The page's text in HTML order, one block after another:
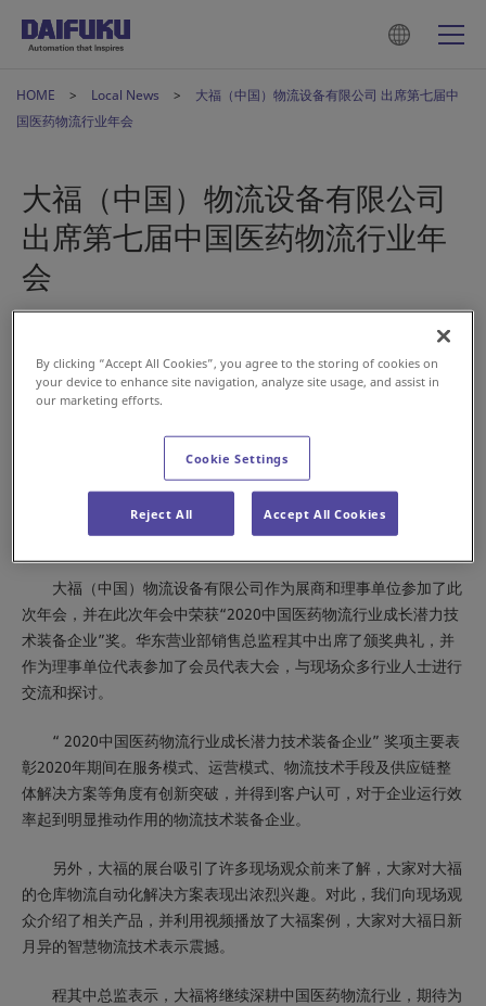
HOME Local News
大福（中国）物流设备有限公司 出席第七届中
国医药物流行业年会
大福（中国）物流设备有限公司
出席第七届中国医药物流行业年
会
China
2020年11月18日至20日，由中国物流与采购联合会、九州通
医药集团股份有限公司主办的“第七届中国医药物流行业年会”在古
都河南省郑州市隆重召开，500多家医药、物流及设备等相关企
业，1000余位嘉宾参与此次会议。
大福（中国）物流设备有限公司作为展商和理事单位参加了此
次年会，并在此次年会中荣获“2020中国医药物流行业成长潜力技
术装备企业”奖。华东营业部销售总监程其中出席了颁奖典礼，并
作为理事单位代表参加了会员代表大会，与现场众多行业人士进行
交流和探讨。
“ 2020中国医药物流行业成长潜力技术装备企业” 奖项主要表
彰2020年期间在服务模式、运营模式、物流技术手段及供应链整
体解决方案等角度有创新突破，并得到客户认可，对于企业运行效
率起到明显推动作用的物流技术装备企业。
另外，大福的展台吸引了许多现场观众前来了解，大家对大福
的仓库物流自动化解决方案表现出浓烈兴趣。对此，我们向现场观
众介绍了相关产品，并利用视频播放了大福案例，大家对大福日新
月异的智慧物流技术表示震撼。
程其中总监表示，大福将继续深耕中国医药物流行业，期待为
By clicking “Accept All Cookies”, you agree to the storing of cookies on
your device to enhance site navigation, analyze site usage, and assist in
our marketing efforts.
Cookie Settings
Reject All Accept All Cookies